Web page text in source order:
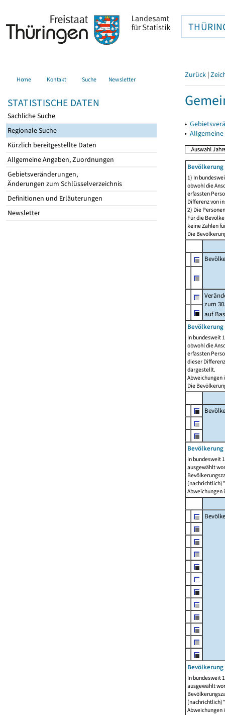
Home Kontakt Suche Newsletter
STATISTISCHE DATEN
Sachliche Suche
Regionale Suche
Kürzlich bereitgestellte Daten
Allgemeine Angaben, Zuordnungen
Gebietsveränderungen,
Änderungen zum Schlüsselverzeichnis
Definitionen und Erläuterungen
Newsletter
Zurück |
▸
▸
1) In
obwohl die
erfassten
Differenz von
2) Die
Für die
keine Zahlen
Die
zum
auf
Bevölkerung
In bundesweit
obwohl die
erfassten
dieser
dargestellt.
Abweichungen
Die
In bundesweit
ausgewählt
Abweichungen
In bundesweit
ausgewählt
Abweichungen